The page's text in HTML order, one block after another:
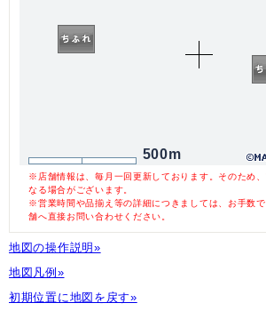
500m
※店舗情報は、毎月一回更新しております。そのため
なる場合がございます。
※営業時間や品揃え等の詳細につきましては、お手数
舗へ直接お問い合わせください。
地図の操作説明»
地図凡例»
初期位置に地図を戻す»